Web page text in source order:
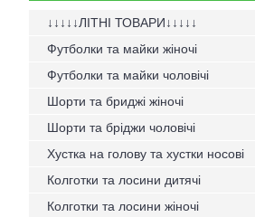
↓↓↓↓↓ЛІТНІ ТОВАРИ↓↓↓↓↓
Футболки та майки жіночі
Футболки та майки чоловічі
Шорти та бриджі жіночі
Шорти та бріджи чоловічі
Хустка на голову та хустки носові
Колготки та лосини дитячі
Колготки та лосини жіночі